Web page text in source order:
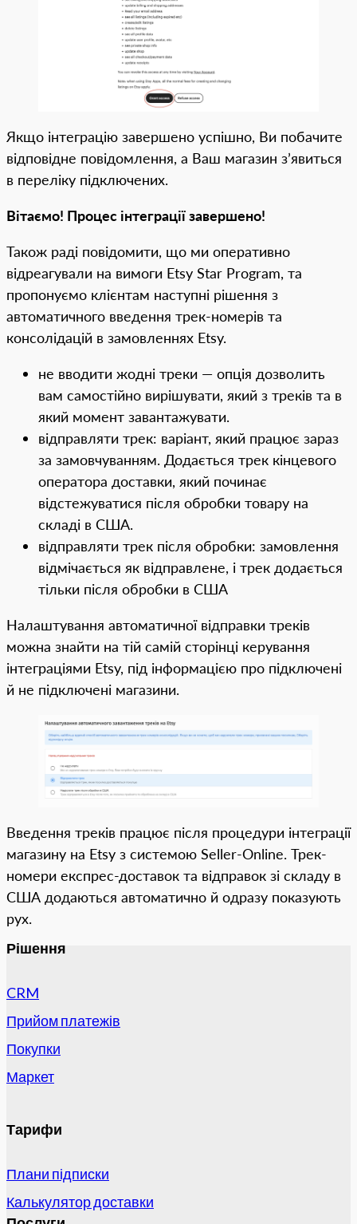
Якщо інтеграцію завершено успішно, Ви побачите
відповідне повідомлення, а Ваш магазин з’явиться
в переліку підключених.
Вітаємо! Процес інтеграції завершено!
Також раді повідомити, що ми оперативно
відреагували на вимоги Etsy Star Program, та
пропонуємо клієнтам наступні рішення з
автоматичного введення трек-номерів та
консолідацій в замовленнях Etsy.
не вводити жодні треки — опція дозволить
вам самостійно вирішувати, який з треків та в
який момент завантажувати.
відправляти трек: варіант, який працює зараз
за замовчуванням. Додається трек кінцевого
оператора доставки, який починає
відстежуватися після обробки товару на
складі в США.
відправляти трек після обробки: замовлення
відмічається як відправлене, і трек додається
тільки після обробки в США
Налаштування автоматичної відправки треків
можна знайти на тій самій сторінці керування
інтеграціями Etsy, під інформацією про підключені
й не підключені магазини.
Введення треків працює після процедури інтеграції
магазину на Etsy з системою Seller-Online. Трек-
номери експрес-доставок та відправок зі складу в
США додаються автоматично й одразу показують
рух.
Рішення
CRM
Прийом платежів
Покупки
Маркет
Тарифи
Плани підписки
Калькулятор доставки